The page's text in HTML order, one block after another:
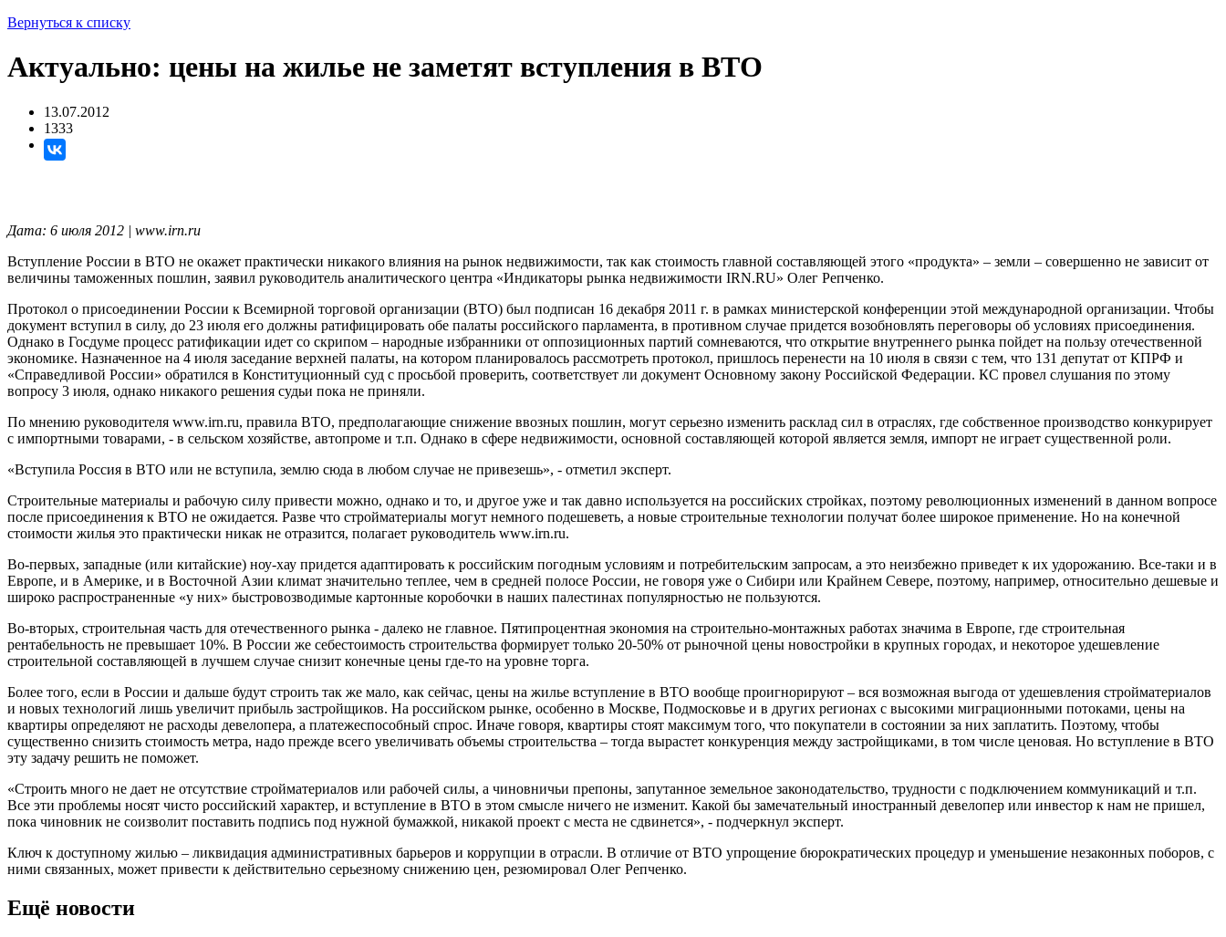
Вернуться к списку
Актуально: цены на жилье не заметят вступления в ВТО
13.07.2012
1333
Дата: 6 июля 2012 | www.irn.ru
Вступление России в ВТО не окажет практически никакого влияния на рынок недвижимости, так как стоимость главной составляющей этого «продукта» – земли – совершенно не зависит от
величины таможенных пошлин, заявил руководитель аналитического центра «Индикаторы рынка недвижимости IRN.RU» Олег Репченко.
Протокол о присоединении России к Всемирной торговой организации (ВТО) был подписан 16 декабря 2011 г. в рамках министерской конференции этой международной организации. Чтобы
документ вступил в силу, до 23 июля его должны ратифицировать обе палаты российского парламента, в противном случае придется возобновлять переговоры об условиях присоединения.
Однако в Госдуме процесс ратификации идет со скрипом – народные избранники от оппозиционных партий сомневаются, что открытие внутреннего рынка пойдет на пользу отечественной
экономике. Назначенное на 4 июля заседание верхней палаты, на котором планировалось рассмотреть протокол, пришлось перенести на 10 июля в связи с тем, что 131 депутат от КПРФ и
«Справедливой России» обратился в Конституционный суд с просьбой проверить, соответствует ли документ Основному закону Российской Федерации. КС провел слушания по этому
вопросу 3 июля, однако никакого решения судьи пока не приняли.
По мнению руководителя www.irn.ru, правила ВТО, предполагающие снижение ввозных пошлин, могут серьезно изменить расклад сил в отраслях, где собственное производство конкурирует
с импортными товарами, - в сельском хозяйстве, автопроме и т.п. Однако в сфере недвижимости, основной составляющей которой является земля, импорт не играет существенной роли.
«Вступила Россия в ВТО или не вступила, землю сюда в любом случае не привезешь», - отметил эксперт.
Строительные материалы и рабочую силу привести можно, однако и то, и другое уже и так давно используется на российских стройках, поэтому революционных изменений в данном вопросе
после присоединения к ВТО не ожидается. Разве что стройматериалы могут немного подешеветь, а новые строительные технологии получат более широкое применение. Но на конечной
стоимости жилья это практически никак не отразится, полагает руководитель www.irn.ru.
Во-первых, западные (или китайские) ноу-хау придется адаптировать к российским погодным условиям и потребительским запросам, а это неизбежно приведет к их удорожанию. Все-таки и в
Европе, и в Америке, и в Восточной Азии климат значительно теплее, чем в средней полосе России, не говоря уже о Сибири или Крайнем Севере, поэтому, например, относительно дешевые и
широко распространенные «у них» быстровозводимые картонные коробочки в наших палестинах популярностью не пользуются.
Во-вторых, строительная часть для отечественного рынка - далеко не главное. Пятипроцентная экономия на строительно-монтажных работах значима в Европе, где строительная
рентабельность не превышает 10%. В России же себестоимость строительства формирует только 20-50% от рыночной цены новостройки в крупных городах, и некоторое удешевление
строительной составляющей в лучшем случае снизит конечные цены где-то на уровне торга.
Более того, если в России и дальше будут строить так же мало, как сейчас, цены на жилье вступление в ВТО вообще проигнорируют – вся возможная выгода от удешевления стройматериалов
и новых технологий лишь увеличит прибыль застройщиков. На российском рынке, особенно в Москве, Подмосковье и в других регионах с высокими миграционными потоками, цены на
квартиры определяют не расходы девелопера, а платежеспособный спрос. Иначе говоря, квартиры стоят максимум того, что покупатели в состоянии за них заплатить. Поэтому, чтобы
существенно снизить стоимость метра, надо прежде всего увеличивать объемы строительства – тогда вырастет конкуренция между застройщиками, в том числе ценовая. Но вступление в ВТО
эту задачу решить не поможет.
«Строить много не дает не отсутствие стройматериалов или рабочей силы, а чиновничьи препоны, запутанное земельное законодательство, трудности с подключением коммуникаций и т.п.
Все эти проблемы носят чисто российский характер, и вступление в ВТО в этом смысле ничего не изменит. Какой бы замечательный иностранный девелопер или инвестор к нам не пришел,
пока чиновник не соизволит поставить подпись под нужной бумажкой, никакой проект с места не сдвинется», - подчеркнул эксперт.
Ключ к доступному жилью – ликвидация административных барьеров и коррупции в отрасли. В отличие от ВТО упрощение бюрократических процедур и уменьшение незаконных поборов, с
ними связанных, может привести к действительно серьезному снижению цен, резюмировал Олег Репченко.
Ещё новости